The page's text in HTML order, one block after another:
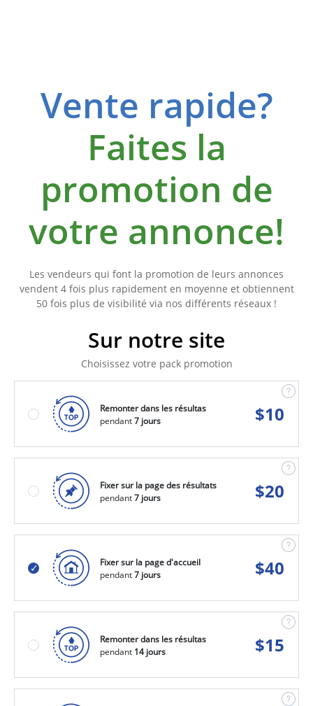
Vente rapide?
Faites la
promotion de
votre annonce!
Les vendeurs qui font la promotion de leurs annonces
vendent 4 fois plus rapidement en moyenne et obtiennent
50 fois plus de visibilité via nos différents réseaux !
Sur notre site
Choisissez votre pack promotion
Remonter dans les résultas
pendant7 jours $10
Fixer sur la page des résultats
pendant7 jours $20
Fixer sur la page d'accueil
pendant7 jours $40
Remonter dans les résultas
pendant 14 jours $15